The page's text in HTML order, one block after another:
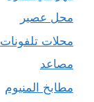
محل عصير
محلات تلفونات
مصاعد
مطابخ المنيوم